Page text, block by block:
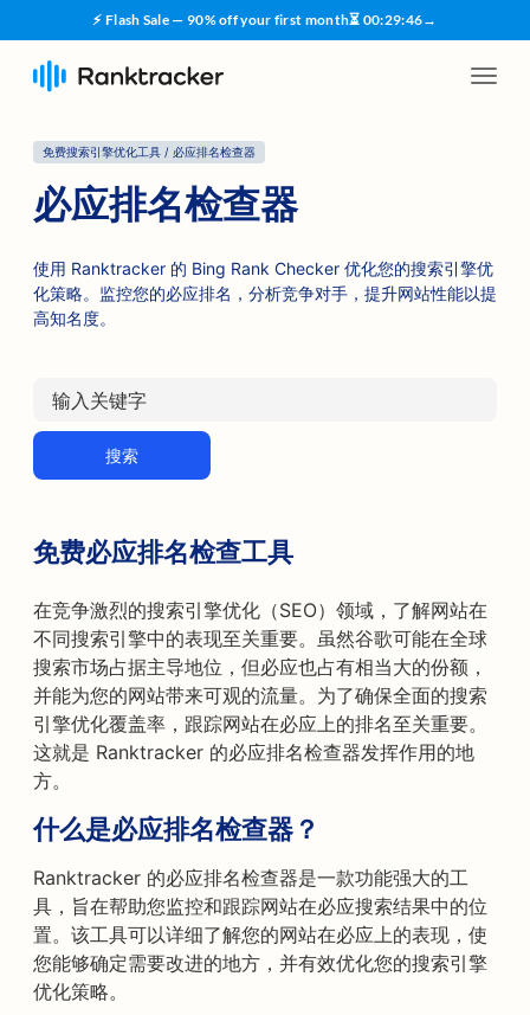
⚡ Flash Sale — 90% off your first month⏳ 00:29:45→
免费搜索引擎优化工具 / 必应排名检查器
必应排名检查器
使用 Ranktracker 的 Bing Rank Checker 优化您的搜索引擎优
化策略。监控您的必应排名，分析竞争对手，提升网站性能以提
高知名度。
搜索
免费必应排名检查工具
在竞争激烈的搜索引擎优化（SEO）领域，了解网站在
不同搜索引擎中的表现至关重要。虽然谷歌可能在全球
搜索市场占据主导地位，但必应也占有相当大的份额，
并能为您的网站带来可观的流量。为了确保全面的搜索
引擎优化覆盖率，跟踪网站在必应上的排名至关重要。
这就是 Ranktracker 的必应排名检查器发挥作用的地
方。
什么是必应排名检查器？
Ranktracker 的必应排名检查器是一款功能强大的工
具，旨在帮助您监控和跟踪网站在必应搜索结果中的位
置。该工具可以详细了解您的网站在必应上的表现，使
您能够确定需要改进的地方，并有效优化您的搜索引擎
优化策略。